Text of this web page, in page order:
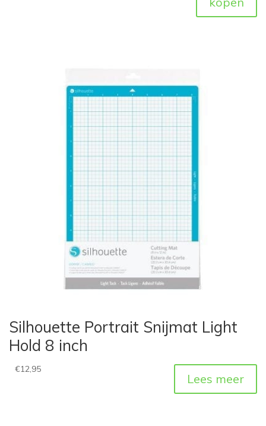
Silhouette Portrait Snijmat Light
Hold 8 inch
€12,95
Lees meer